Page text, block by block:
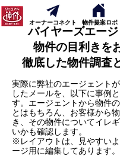
オーナーコネクト 物件提案ロボ
バイヤーズエー
物件の目利きを
徹底した物件調査
実際に弊社のエージェント
したメールを、以下に事例
す。エージェントから物件
とはもちろん、お客様から
き、その物件についてイレ
いかも確認します。
※レイアウトは、見やすい
ージ用に編集してあります。